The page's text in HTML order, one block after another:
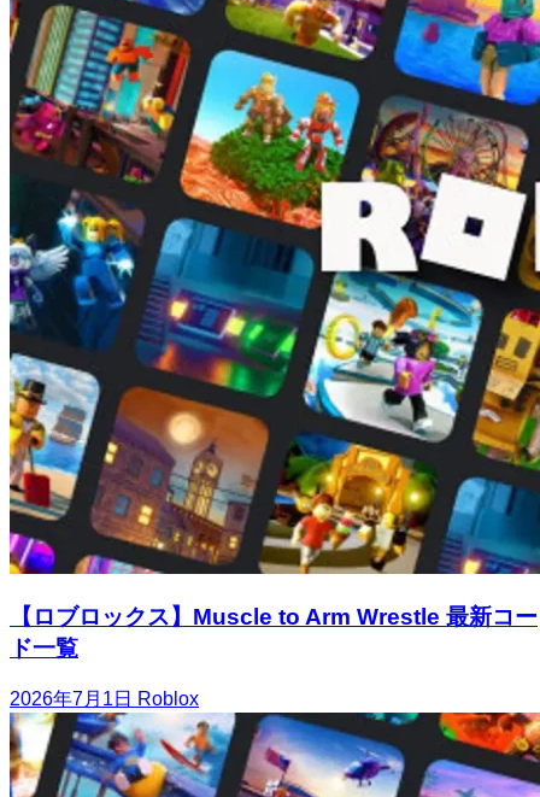
【ロブロックス】Muscle to Arm Wrestle 最新コー
ド一覧
2026年7月1日 Roblox